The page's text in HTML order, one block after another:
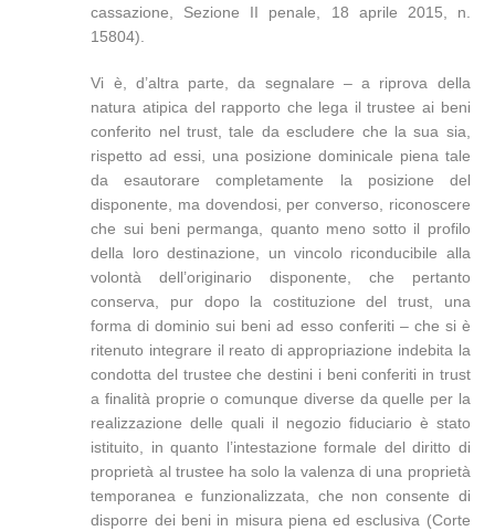
cassazione, Sezione II penale, 18 aprile 2015, n.
15804).
Vi è, d’altra parte, da segnalare – a riprova della
natura atipica del rapporto che lega il trustee ai beni
conferito nel trust, tale da escludere che la sua sia,
rispetto ad essi, una posizione dominicale piena tale
da esautorare completamente la posizione del
disponente, ma dovendosi, per converso, riconoscere
che sui beni permanga, quanto meno sotto il profilo
della loro destinazione, un vincolo riconducibile alla
volontà dell’originario disponente, che pertanto
conserva, pur dopo la costituzione del trust, una
forma di dominio sui beni ad esso conferiti – che si è
ritenuto integrare il reato di appropriazione indebita la
condotta del trustee che destini i beni conferiti in trust
a finalità proprie o comunque diverse da quelle per la
realizzazione delle quali il negozio fiduciario è stato
istituito, in quanto l’intestazione formale del diritto di
proprietà al trustee ha solo la valenza di una proprietà
temporanea e funzionalizzata, che non consente di
disporre dei beni in misura piena ed esclusiva (Corte